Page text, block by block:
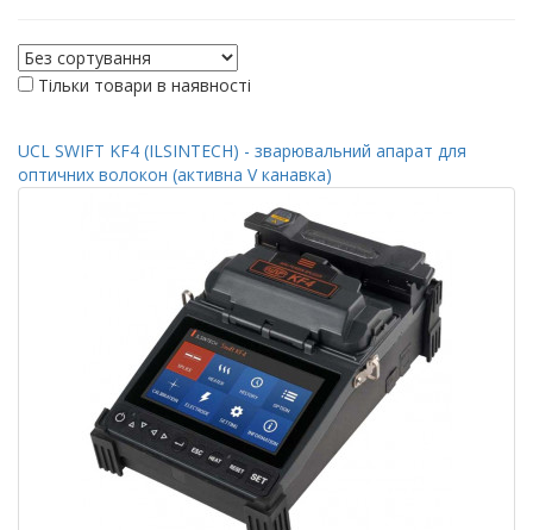
Тільки товари в наявності
UCL SWIFT KF4 (ILSINTECH) - зварювальний апарат для
оптичних волокон (активна V канавка)